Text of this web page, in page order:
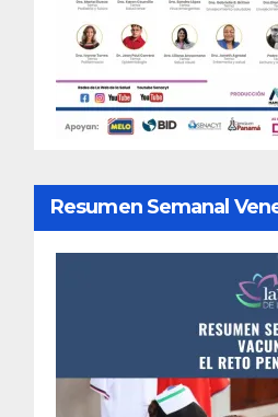
Resumen Semanal